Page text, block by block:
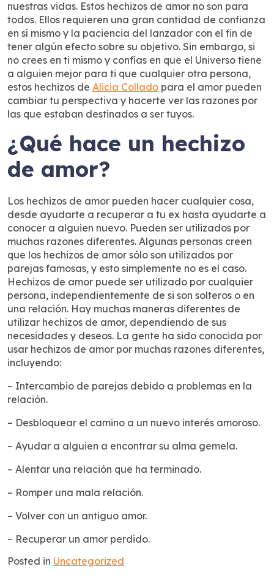
nuestras vidas. Estos hechizos de amor no son para
todos. Ellos requieren una gran cantidad de confianza
en sí mismo y la paciencia del lanzador con el fin de
tener algún efecto sobre su objetivo. Sin embargo, si
no crees en ti mismo y confías en que el Universo tiene
a alguien mejor para ti que cualquier otra persona,
estos hechizos de Alicia Collado para el amor pueden
cambiar tu perspectiva y hacerte ver las razones por
las que estaban destinados a ser tuyos.
¿Qué hace un hechizo
de amor?
Los hechizos de amor pueden hacer cualquier cosa,
desde ayudarte a recuperar a tu ex hasta ayudarte a
conocer a alguien nuevo. Pueden ser utilizados por
muchas razones diferentes. Algunas personas creen
que los hechizos de amor sólo son utilizados por
parejas famosas, y esto simplemente no es el caso.
Hechizos de amor puede ser utilizado por cualquier
persona, independientemente de si son solteros o en
una relación. Hay muchas maneras diferentes de
utilizar hechizos de amor, dependiendo de sus
necesidades y deseos. La gente ha sido conocida por
usar hechizos de amor por muchas razones diferentes,
incluyendo:
– Intercambio de parejas debido a problemas en la
relación.
– Desbloquear el camino a un nuevo interés amoroso.
– Ayudar a alguien a encontrar su alma gemela.
– Alentar una relación que ha terminado.
– Romper una mala relación.
– Volver con un antiguo amor.
– Recuperar un amor perdido.
Posted in Uncategorized